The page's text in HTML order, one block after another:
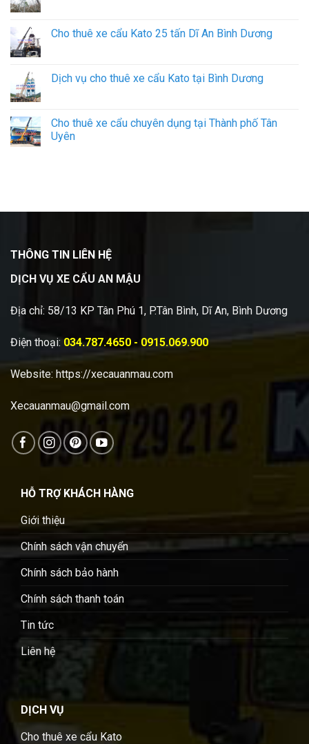
Cho thuê xe cẩu Kato 25 tấn Dĩ An Bình Dương
Dịch vụ cho thuê xe cẩu Kato tại Bình Dương
Cho thuê xe cẩu chuyên dụng tại Thành phố Tân
Uyên
THÔNG TIN LIÊN HỆ
DỊCH VỤ XE CẨU AN MẬU
Địa chỉ: 58/13 KP Tân Phú 1, P.Tân Bình, Dĩ An, Bình Dương
Điện thoại: 034.787.4650 - 0915.069.900
Website: https://xecauanmau.com
Xecauanmau@gmail.com
HỖ TRỢ KHÁCH HÀNG
Giới thiệu
Chính sách vận chuyển
Chính sách bảo hành
Chính sách thanh toán
Tin tức
Liên hệ
DỊCH VỤ
Cho thuê xe cẩu Kato